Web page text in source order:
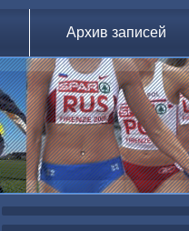
Архив записей